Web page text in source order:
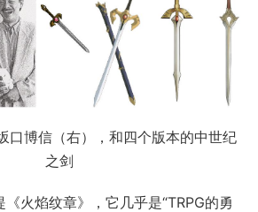
口博信（右），和四个版本的中世纪
之剑
火焰纹章》，它几乎是“TRPG的勇